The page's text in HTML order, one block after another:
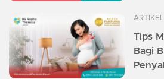
ARTIKEL
Tips
Bagi